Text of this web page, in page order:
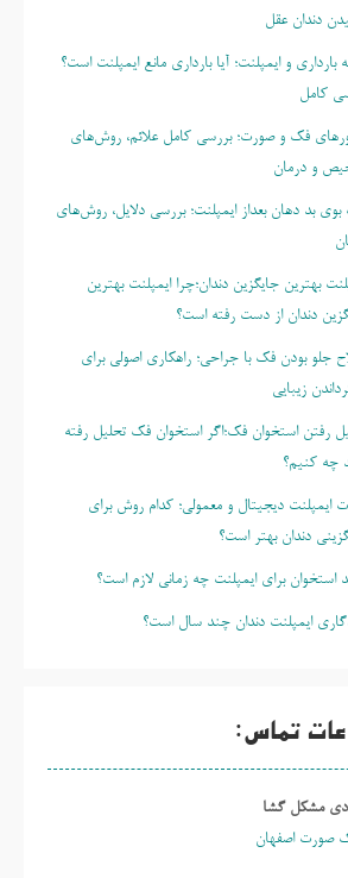
دندان عقل
بارداری و ایمپلنت؛ آیا بارداری مانع ایمپلنت است؟
کامل
فک و صورت؛ بررسی کامل علائم، روش‌های
و درمان
بوی بد دهان بعداز ایمپلنت؛ بررسی دلایل، روش‌های
بهترین جایگزین دندان؛چرا ایمپلنت بهترین
دندان از دست رفته است؟
جلو بودن فک با جراحی؛ راهکاری اصولی برای
زیبایی
رفتن استخوان فک؛اگر استخوان فک تحلیل رفته
چه کنیم؟
ایمپلنت دیجیتال و معمولی؛ کدام روش برای
دندان بهتر است؟
استخوان برای ایمپلنت چه زمانی لازم است؟
ایمپلنت دندان چند سال است؟
تماس:
مشکل گشا
صورت اصفهان